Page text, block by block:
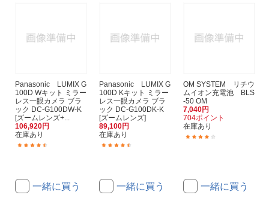
Panasonic LUMIX G
100D Wキット ミラー
レス一眼カメラ ブラ
ック DC-G100DW-K
[ズームレンズ+...
106,920円
在庫あり
一緒に買う
Panasonic LUMIX G
100D Kキット ミラー
レス一眼カメラ ブラ
ック DC-G100DK-K
[ズームレンズ]
89,100円
在庫あり
一緒に買う
OM SYSTEM リチウ
ムイオン充電池 BLS
-50 OM
7,040円
704ポイント
在庫あり
一緒に買う